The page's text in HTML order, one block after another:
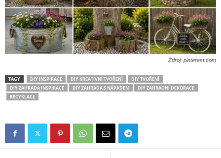
Zdroj: pinterest.com
TAGY DIY INSPIRACE DIY KREATIVNÍ TVOŘENÍ
DIY TVOŘENÍ
DIY ZAHRADA INSPIRACE
DIY ZAHRADA S NÁPADEM
DIY ZAHRADNÍ DEKORACE
RECYKLACE